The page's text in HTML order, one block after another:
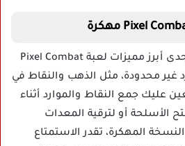
إحدى أبرز مميزات لعبة Pixel Combat
غير محدودة، مثل الذهب والنقاط في
عليك جمع النقاط والموارد أثناء
الأسلحة أو لترقية المعدات
المهكرة، تقدر الاستمتاع